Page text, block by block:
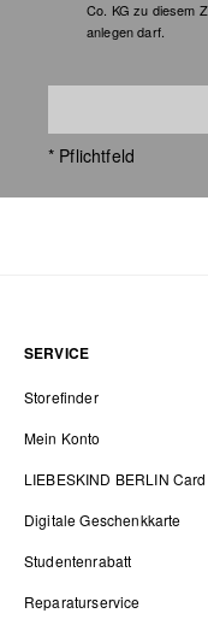
Co. KG zu diesem
anlegen darf.
* Pflichtfeld
SERVICE
Storefinder
Mein Konto
LIEBESKIND BERLIN Card
Digitale Geschenkkarte
Studentenrabatt
Reparaturservice